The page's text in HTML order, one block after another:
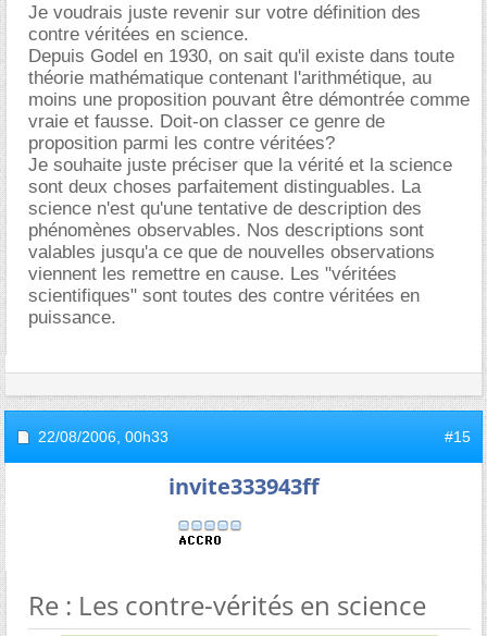
Je voudrais juste revenir sur votre définition des
contre véritées en science.
Depuis Godel en 1930, on sait qu'il existe dans toute
théorie mathématique contenant l'arithmétique, au
moins une proposition pouvant être démontrée comme
vraie et fausse. Doit-on classer ce genre de
proposition parmi les contre véritées?
Je souhaite juste préciser que la vérité et la science
sont deux choses parfaitement distinguables. La
science n'est qu'une tentative de description des
phénomènes observables. Nos descriptions sont
valables jusqu'a ce que de nouvelles observations
viennent les remettre en cause. Les "véritées
scientifiques" sont toutes des contre véritées en
puissance.
22/08/2006, 00h33 #15
invite333943ff
Re : Les contre-vérités en science